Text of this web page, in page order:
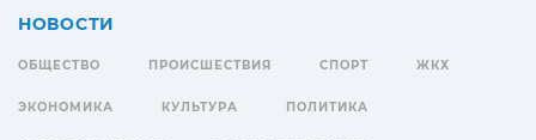
НОВОСТИ
ОБЩЕСТВО ПРОИСШЕСТВИЯ СПОРТ ЖКХ
ЭКОНОМИКА КУЛЬТУРА ПОЛИТИКА